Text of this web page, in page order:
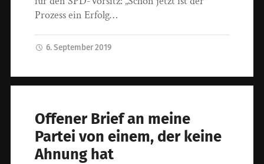
Prozess ein Erfolg…
6. September 2019
Offener Brief an meine
Partei von einem, der keine
Ahnung hat